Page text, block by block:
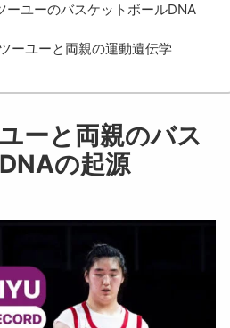
ーユーのバスケットボールDNA
ーユーと両親の運動遺伝学
ーと両親のバス
の起源